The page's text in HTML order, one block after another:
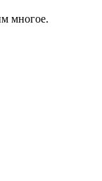
многое.